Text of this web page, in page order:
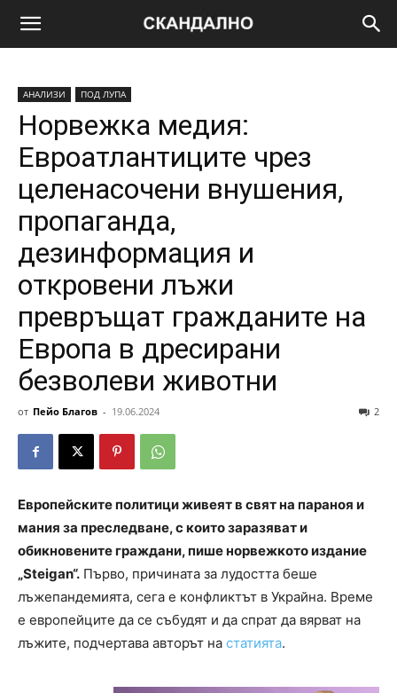
АНАЛИЗИ ПОД ЛУПА
Норвежка медия:
Евроатлантиците чрез
целенасочени внушения,
пропаганда,
дезинформация и
откровени лъжи
превръщат гражданите на
Европа в дресирани
безволеви животни
от Пейо Благов - 19.06.2024 2
Европейските политици живеят в свят на параноя и
мания за преследване, с които заразяват и
обикновените граждани, пише норвежкото издание
„Steigan“. Първо, причината за лудостта беше
лъжепандемията, сега е конфликтът в Украйна. Време
е европейците да се събудят и да спрат да вярват на
лъжите, подчертава авторът на статията.